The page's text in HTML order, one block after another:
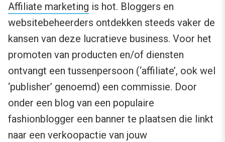
Affiliate marketing is hot. Bloggers en
websitebeheerders ontdekken steeds vaker de
kansen van deze lucratieve business. Voor het
promoten van producten en/of diensten
ontvangt een tussenpersoon (‘affiliate’, ook wel
‘publisher’ genoemd) een commissie. Door
onder een blog van een populaire
fashionblogger een banner te plaatsen die linkt
naar een verkoopactie van jouw